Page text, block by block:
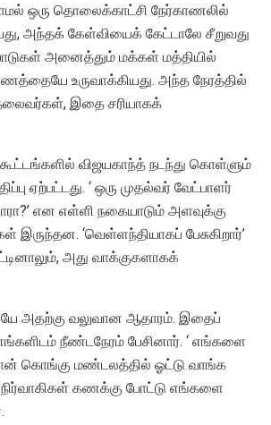
ஒரு தொலைக்காட்சி நேர்காணலில்
அந்தக் கேள்வியைக் கேட்டாலே சீறுவது
அனைத்தும் மக்கள் மத்தியில்
உருவாக்கியது. அந்த நேரத்தில்
இதை சரியாகக்
விஜயகாந்த் நடந்து கொள்ளும்
ஏற்பட்டது. ‘ ஒரு முதல்வர் வேட்பாளர்
என எள்ளி நகையாடும் அளவுக்கு
இருந்தன. ‘வெள்ளந்தியாகப் பேசுகிறார்’
அது வாக்குகளாகக்
அதற்கு வலுவான ஆதாரம். இதைப்
நீண்டநேரம் பேசினார். ‘ எங்களை
கொங்கு மண்டலத்தில் ஓட்டு வாங்க
நிர்வாகிகள் கணக்கு போட்டு எங்களை